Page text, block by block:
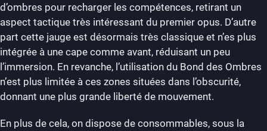
d’ombres pour recharger les compétences, retirant un
aspect tactique très intéressant du premier opus. D’autre
part cette jauge est désormais très classique et n’es plus
intégrée à une cape comme avant, réduisant un peu
l’immersion. En revanche, l’utilisation du Bond des Ombres
n’est plus limitée à ces zones situées dans l’obscurité,
donnant une plus grande liberté de mouvement.
En plus de cela, on dispose de consommables, sous la